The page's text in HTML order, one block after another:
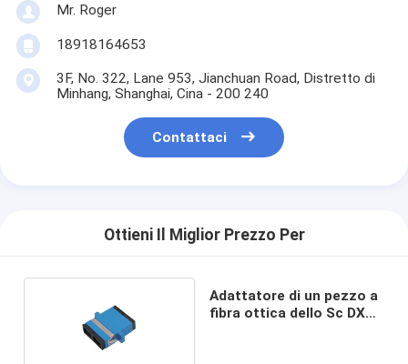
Mr. Roger
18918164653
3F, No. 322, Lane 953, Jianchuan Road, Distretto di
Minhang, Shanghai, Cina - 200 240
Contattaci
Ottieni Il Miglior Prezzo Per
Adattatore di un pezzo a
fibra ottica dello Sc DX